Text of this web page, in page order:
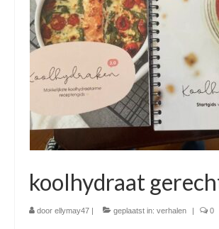
koolhydraat
door ellymay47 | geplaatst in: verhalen | 0